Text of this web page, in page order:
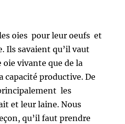
oies pour leur oeufs et
Ils savaient qu’il vaut
vivante que de la
capacité productive. De
les
et leur laine. Nous
qu’il faut prendre